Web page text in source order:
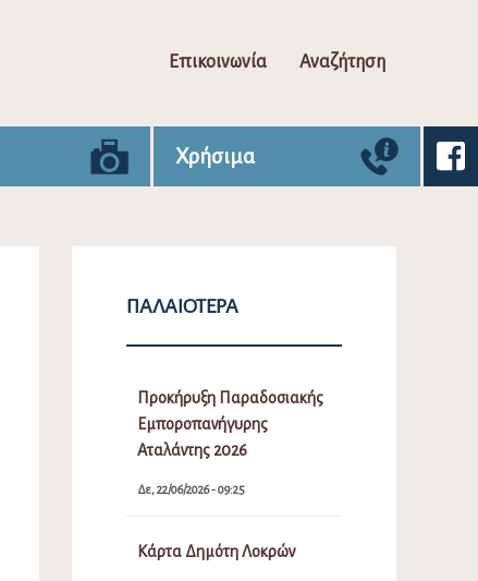
Επικοινωνία Αναζήτηση
Χρήσιμα
ΠΑΛΑΙΌΤΕΡΑ
Προκήρυξη Παραδοσιακής
Εμποροπανήγυρης
Αταλάντης 2026
Δε, 22/06/2026 - 09:25
Κάρτα Δημότη Λοκρών